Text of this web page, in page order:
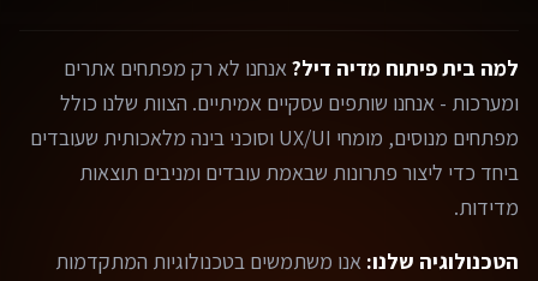
למה בית פיתוח מדיה דיל?אנחנו לא רק מפתחים אתרים
ומערכות - אנחנו שותפים עסקיים אמיתיים. הצוות שלנו כולל
מפתחים מנוסים, מומחי UX/UI וסוכני בינה מלאכותית שעובדים
ביחד כדי ליצור פתרונות שבאמת עובדים ומניבים תוצאות
מדידות.
הטכנולוגיה שלנו: אנו משתמשים בטכנולוגיות המתקדמות